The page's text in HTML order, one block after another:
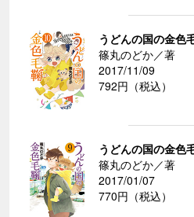
うどんの国の金
篠丸のどか／著
2017/11/09
792円（税込）
うどんの国の金
篠丸のどか／著
2017/01/07
770円（税込）